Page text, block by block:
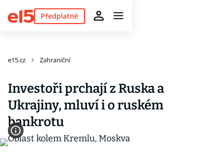
Předplatné
e15.cz Zahraniční
Investoři prchají z Ruska a
Ukrajiny, mluví i o ruském
bankrotu